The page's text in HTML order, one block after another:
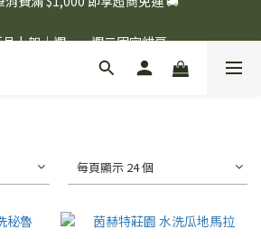
品上架｜週一、週二固定烘豆
每頁顯示 24 個